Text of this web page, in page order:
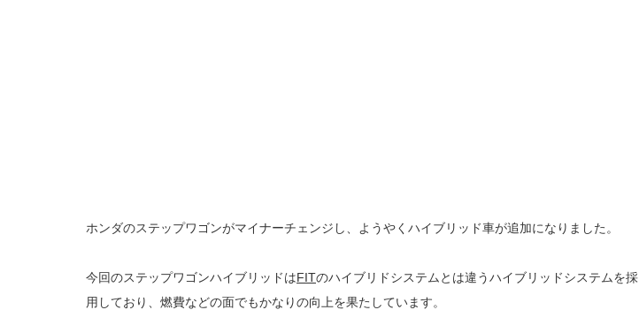
ホンダのステップワゴンがマイナーチェンジし、ようやくハイブリッド車が追加になりました。
今回のステップワゴンハイブリッドはFITのハイブリドシステムとは違うハイブリッドシステムを採
用しており、燃費などの面でもかなりの向上を果たしています。